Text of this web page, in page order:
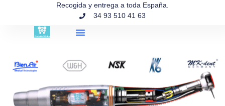
Recogida y entrega a toda España.
34 93 510 41 63